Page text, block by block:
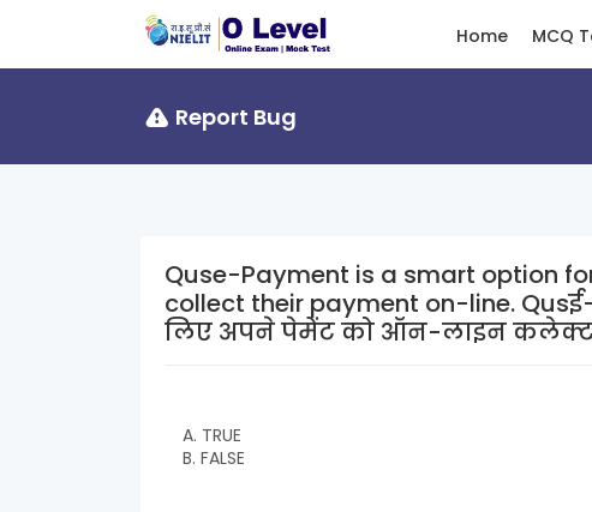
Home MCQ
Report Bug
Quse-Payment is a smart option
collect their payment on-line. Qusई-पेमेंट बिजनेस और ओर्गनइजेशन के
लिए अपने पेमेंट को ऑन-लाइन कलेक्ट
A. TRUE
B. FALSE